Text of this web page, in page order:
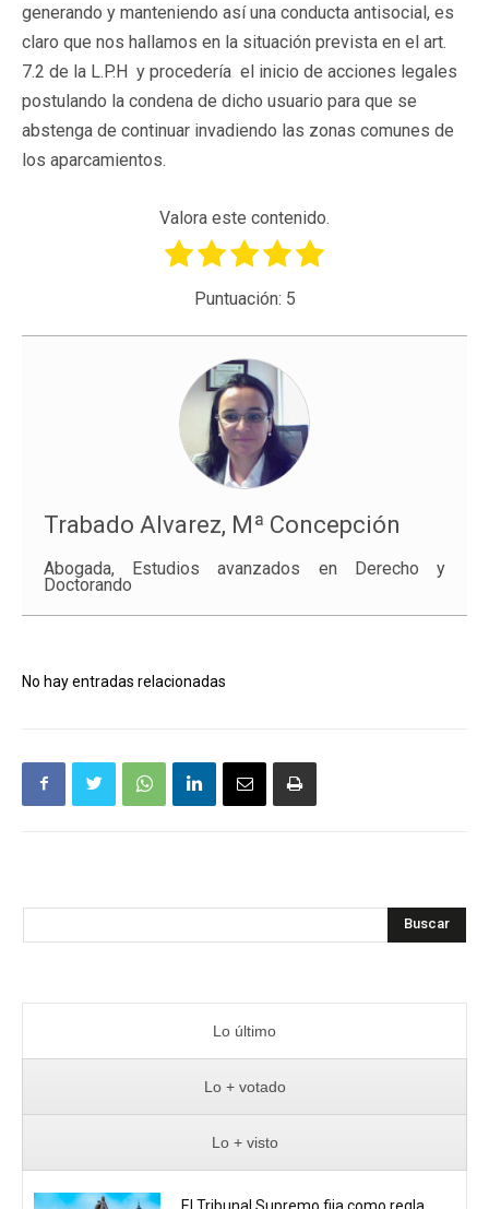
generando y manteniendo así una conducta antisocial, es
claro que nos hallamos en la situación prevista en el art.
7.2 de la L.P.H y procedería el inicio de acciones legales
postulando la condena de dicho usuario para que se
abstenga de continuar invadiendo las zonas comunes de
los aparcamientos.
Valora este contenido.
Puntuación: 5
Trabado Alvarez, Mª Concepción
Abogada, Estudios avanzados en Derecho y
Doctorando
No hay entradas relacionadas
Buscar
Lo último
Lo + votado
Lo + visto